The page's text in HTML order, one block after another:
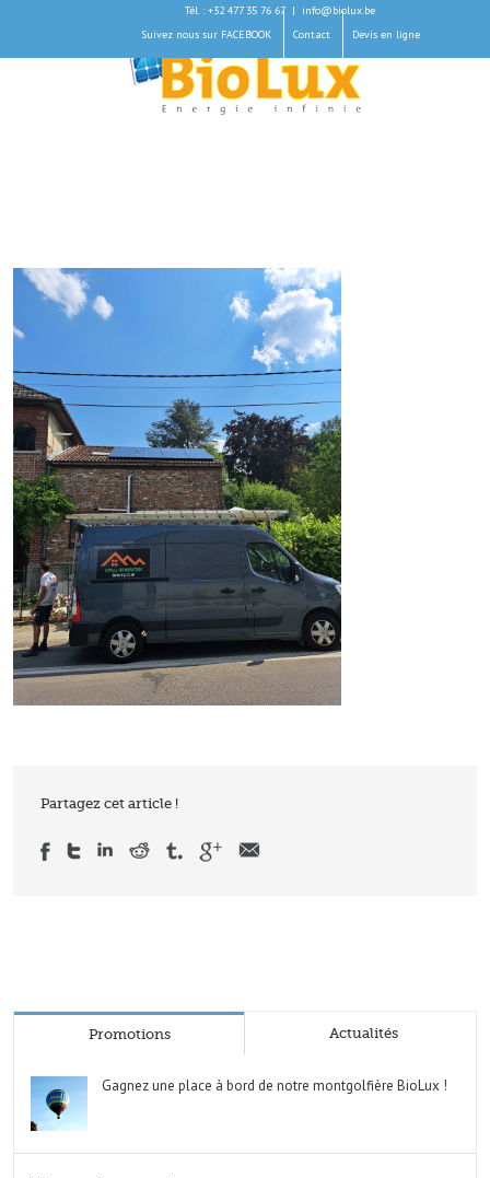
Tél. : +32 477 35 76 67 |
info@biolux.be
Suivez nous sur FACEBOOK
Contact Devis en ligne
Partagez cet article !
Promotions Actualités
Gagnez une place à bord de notre montgolfière BioLux !